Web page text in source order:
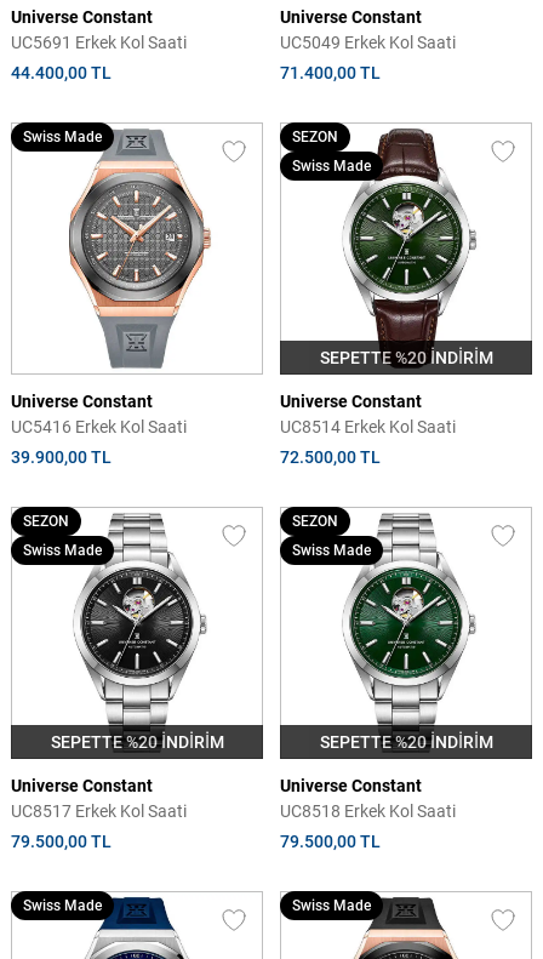
Universe Constant
UC5691 Erkek Kol Saati
44.400,00 TL
Universe Constant
UC5049 Erkek Kol Saati
71.400,00 TL
Swiss Made
Universe Constant
UC5416 Erkek Kol Saati
39.900,00 TL
SEPETTE %20 İNDİRİM
SEZON
Swiss Made
Universe Constant
UC8514 Erkek Kol Saati
72.500,00 TL
SEPETTE %20 İNDİRİM
SEZON
Swiss Made
Universe Constant
UC8517 Erkek Kol Saati
79.500,00 TL
SEPETTE %20 İNDİRİM
SEZON
Swiss Made
Universe Constant
UC8518 Erkek Kol Saati
79.500,00 TL
Swiss Made Swiss Made